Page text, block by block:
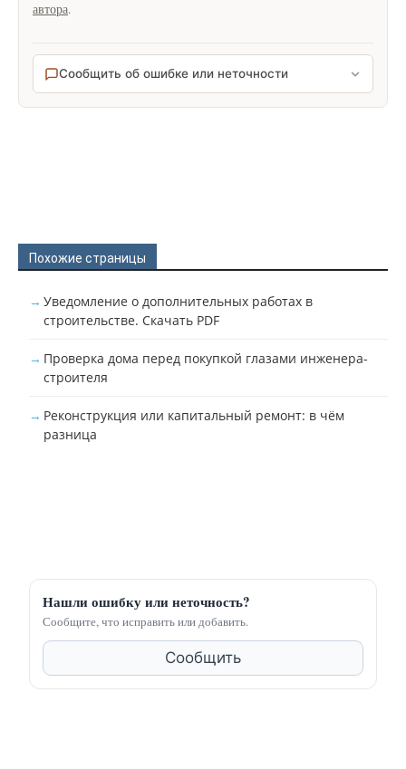
автора.
Сообщить об ошибке или неточности
Похожие страницы
Уведомление о дополнительных работах в
строительстве. Скачать PDF
Проверка дома перед покупкой глазами инженера-
строителя
Реконструкция или капитальный ремонт: в чём
разница
Нашли ошибку или неточность?
Сообщите, что исправить или добавить.
Сообщить